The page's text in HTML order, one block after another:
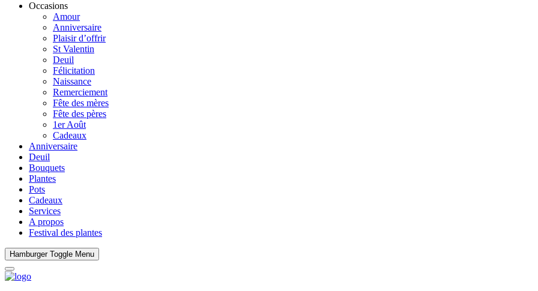
Occasions
Amour
Anniversaire
Plaisir d’offrir
St Valentin
Deuil
Félicitation
Naissance
Remerciement
Fête des mères
Fête des pères
1er Août
Cadeaux
Anniversaire
Deuil
Bouquets
Plantes
Pots
Cadeaux
Services
A propos
Festival des plantes
Hamburger Toggle Menu